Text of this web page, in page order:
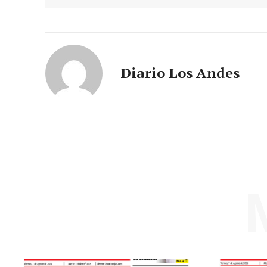
Diario Los Andes